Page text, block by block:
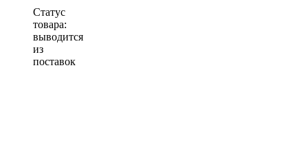
Статус
товара:
выводится
из
поставок